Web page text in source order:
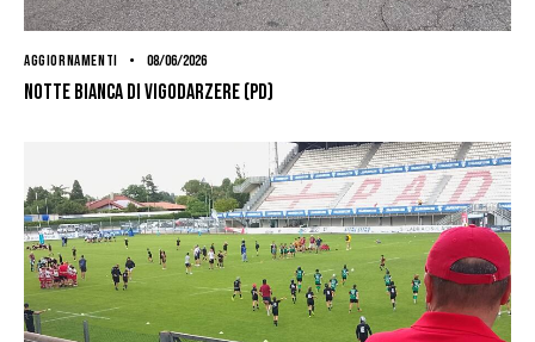
AGGIORNAMENTI 08/06/2026
Notte bianca di Vigodarzere (PD)